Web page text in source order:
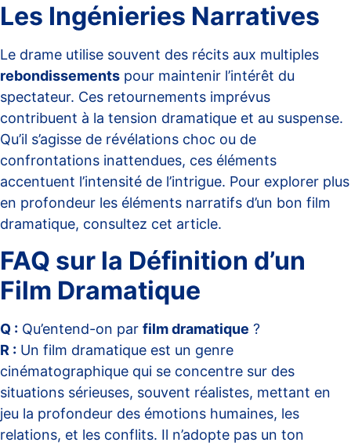
Les Ingénieries Narratives
Le drame utilise souvent des récits aux multiples
rebondissements pour maintenir l’intérêt du
spectateur. Ces retournements imprévus
contribuent à la tension dramatique et au suspense.
Qu’il s’agisse de révélations choc ou de
confrontations inattendues, ces éléments
accentuent l’intensité de l’intrigue. Pour explorer plus
en profondeur les éléments narratifs d’un bon film
dramatique, consultez cet article.
FAQ sur la Définition d’un
Film Dramatique
Q : Qu’entend-on par film dramatique ?
R : Un film dramatique est un genre
cinématographique qui se concentre sur des
situations sérieuses, souvent réalistes, mettant en
jeu la profondeur des émotions humaines, les
relations, et les conflits. Il n’adopte pas un ton